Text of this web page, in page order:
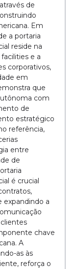
de
Em
a portaria
reside na
e a
corporativos,
em
que
com
de
estratégico
referência,
entre
de
é crucial
expandindo a
chave
A
as às
reforça o